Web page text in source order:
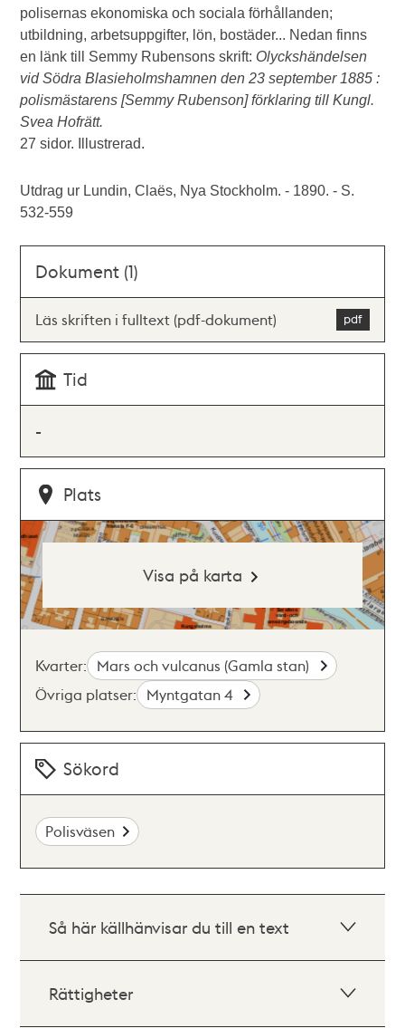
polisernas ekonomiska och sociala förhållanden;
utbildning, arbetsuppgifter, lön, bostäder... Nedan finns
en länk till Semmy Rubensons skrift: Olyckshändelsen
vid Södra Blasieholmshamnen den 23 september 1885 :
polismästarens [Semmy Rubenson] förklaring till Kungl.
Svea Hofrätt.
27 sidor. Illustrerad.
Utdrag ur Lundin, Claës, Nya Stockholm. - 1890. - S.
532-559
Dokument (1)
Läs skriften i fulltext (pdf-dokument)
Tid
-
Plats
Visa på karta
Kvarter: Mars och vulcanus (Gamla stan)
Övriga platser: Myntgatan 4
Sökord
Polisväsen
Så här källhänvisar du till en text
Rättigheter